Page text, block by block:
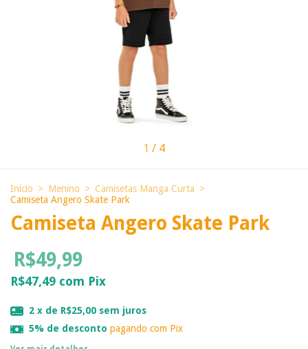
1 / 4
Início > Menino > Camisetas Manga Curta >
Camiseta Angero Skate Park
Camiseta Angero Skate Park
R$49,99
R$47,49 com Pix
2 x de R$25,00 sem juros
5% de desconto pagando com Pix